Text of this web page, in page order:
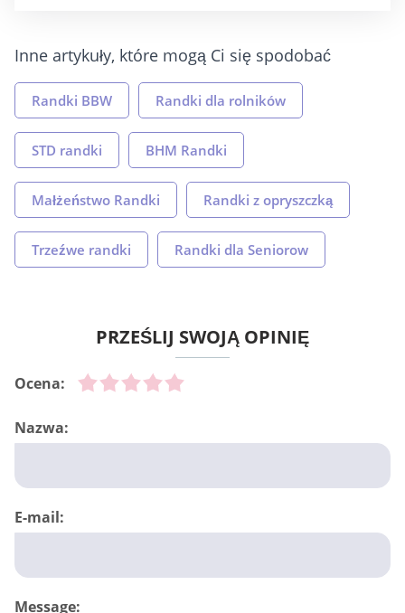
Inne artykuły, które mogą Ci się spodobać
Randki BBW Randki dla rolników
STD randki BHM Randki
Małżeństwo Randki Randki z opryszczką
Trzeźwe randki Randki dla Seniorow
PRZEŚLIJ SWOJĄ OPINIĘ
Ocena:
Nazwa:
E-mail:
Message: